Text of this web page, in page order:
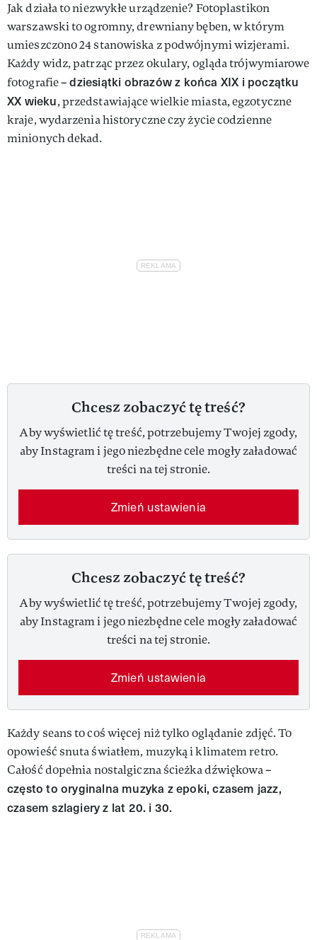
Jak działa to niezwykłe urządzenie? Fotoplastikon
warszawski to ogromny, drewniany bęben, w którym
umieszczono 24 stanowiska z podwójnymi wizjerami.
Każdy widz, patrząc przez okulary, ogląda trójwymiarowe
fotografie –dziesiątki obrazów z końca XIX i początku
XX wieku, przedstawiające wielkie miasta, egzotyczne
kraje, wydarzenia historyczne czy życie codzienne
minionych dekad.
Chcesz zobaczyć tę treść?
Aby wyświetlić tę treść, potrzebujemy Twojej zgody,
aby Instagram i jego niezbędne cele mogły załadować
treści na tej stronie.
Zmień ustawienia
Chcesz zobaczyć tę treść?
Aby wyświetlić tę treść, potrzebujemy Twojej zgody,
aby Instagram i jego niezbędne cele mogły załadować
treści na tej stronie.
Zmień ustawienia
Każdy seans to coś więcej niż tylko oglądanie zdjęć. To
opowieść snuta światłem, muzyką i klimatem retro.
Całość dopełnia nostalgiczna ścieżka dźwiękowa –
często to oryginalna muzyka z epoki, czasem jazz,
czasem szlagiery z lat 20. i 30.